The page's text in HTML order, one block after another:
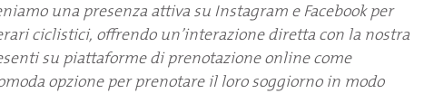
una presenza attiva su Instagram e Facebook per
ciclistici, offrendo un’interazione diretta con la nostra
su piattaforme di prenotazione online come
opzione per prenotare il loro soggiorno in modo